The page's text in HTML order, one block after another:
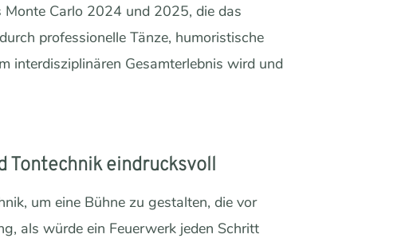
Monte Carlo 2024 und 2025, die das
professionelle Tänze, humoristische
interdisziplinären Gesamterlebnis wird und
Tontechnik eindrucksvoll
um eine Bühne zu gestalten, die vor
als würde ein Feuerwerk jeden Schritt